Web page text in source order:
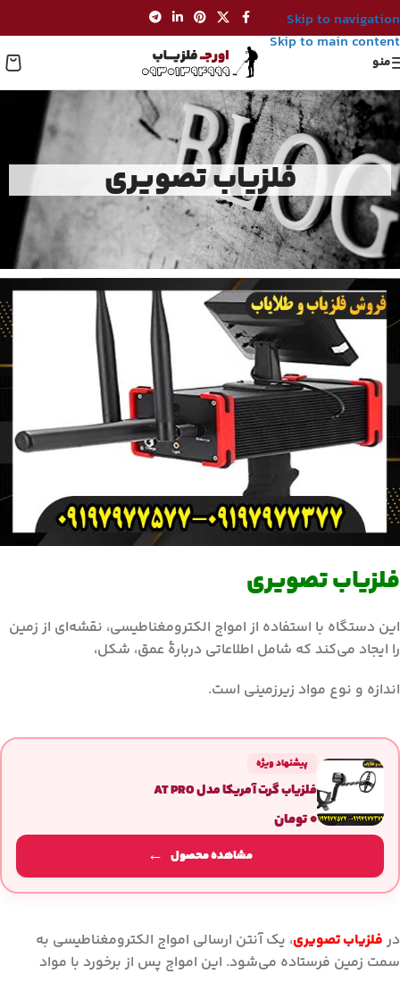
Skip to navigation
Skip to main content
منو
فلزیاب تصویری
فلزیاب تصویری
این دستگاه با استفاده از امواج الکترومغناطیسی، نقشه‌ای از زمین
را ایجاد می‌کند که شامل اطلاعاتی دربارهٔ عمق، شکل،
اندازه و نوع مواد زیرزمینی است.
پیشنهاد ویژه
فلزیاب گرت آمریکا مدل AT PRO
۰تومان
مشاهده محصول
در فلزیاب تصویری، یک آنتن ارسالی امواج الکترومغناطیسی به
سمت زمین فرستاده می‌شود. این امواج پس از برخورد با مواد